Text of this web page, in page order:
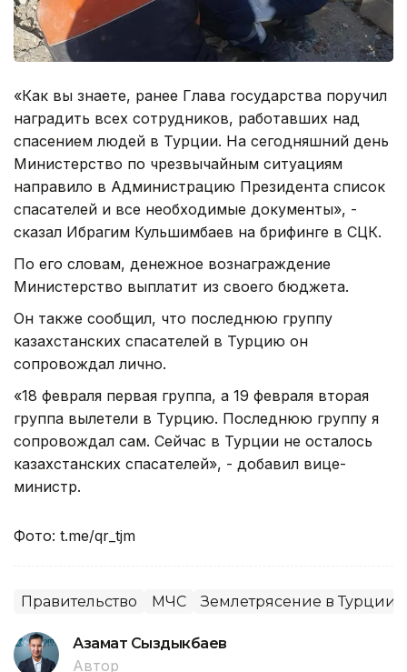
«Как вы знаете, ранее Глава государства поручил
наградить всех сотрудников, работавших над
спасением людей в Турции. На сегодняшний день
Министерство по чрезвычайным ситуациям
направило в Администрацию Президента список
спасателей и все необходимые документы», -
сказал Ибрагим Кульшимбаев на брифинге в СЦК.
По его словам, денежное вознаграждение
Министерство выплатит из своего бюджета.
Он также сообщил, что последнюю группу
казахстанских спасателей в Турцию он
сопровождал лично.
«18 февраля первая группа, а 19 февраля вторая
группа вылетели в Турцию. Последнюю группу я
сопровождал сам. Сейчас в Турции не осталось
казахстанских спасателей», - добавил вице-
министр.
Фото: t.me/qr_tjm
Правительство МЧС Землетрясение в Турции
Азамат Сыздыкбаев
Автор